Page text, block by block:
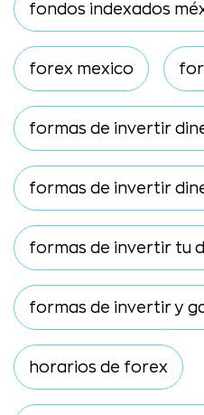
fondos indexados
forex mexico
formas de invertir
formas de invertir
formas de invertir tu
formas de invertir y
horarios de forex